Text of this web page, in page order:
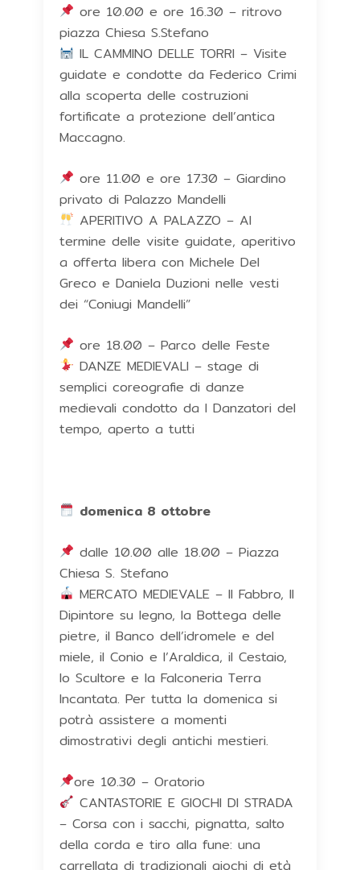
ore 10.00 e ore 16.30 – ritrovo
piazza Chiesa S.Stefano
IL CAMMINO DELLE TORRI – Visite
guidate e condotte da Federico Crimi
alla scoperta delle costruzioni
fortificate a protezione dell’antica
Maccagno.
ore 11.00 e ore 17.30 – Giardino
privato di Palazzo Mandelli
APERITIVO A PALAZZO – Al
termine delle visite guidate, aperitivo
a offerta libera con Michele Del
Greco e Daniela Duzioni nelle vesti
dei “Coniugi Mandelli”
ore 18.00 – Parco delle Feste
DANZE MEDIEVALI – stage di
semplici coreografie di danze
medievali condotto da I Danzatori del
tempo, aperto a tutti
domenica 8 ottobre
dalle 10.00 alle 18.00 – Piazza
Chiesa S. Stefano
MERCATO MEDIEVALE – Il Fabbro, Il
Dipintore su legno, la Bottega delle
pietre, il Banco dell’idromele e del
miele, il Conio e l’Araldica, il Cestaio,
lo Scultore e la Falconeria Terra
Incantata. Per tutta la domenica si
potrà assistere a momenti
dimostrativi degli antichi mestieri.
ore 10.30 – Oratorio
CANTASTORIE E GIOCHI DI STRADA
– Corsa con i sacchi, pignatta, salto
della corda e tiro alla fune: una
carrellata di tradizionali giochi di età